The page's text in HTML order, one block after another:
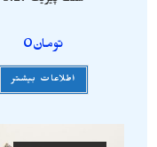
تومان0
اطلاعات بیشتر